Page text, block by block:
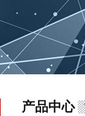
产品中心